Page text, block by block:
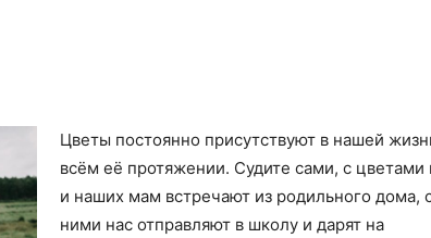
Цветы постоянно присутствуют в нашей
всём её протяжении. Судите сами, с цветами
и наших мам встречают из родильного дома,
ними нас отправляют в школу и дарят на